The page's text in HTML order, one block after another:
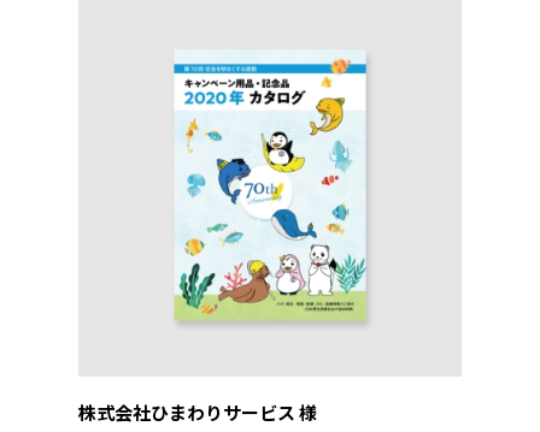
株式会社ひまわりサービス 様